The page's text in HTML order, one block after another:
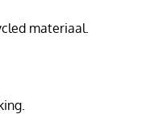
materiaal.